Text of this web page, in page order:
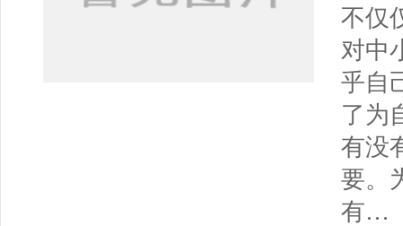
不仅
对中
乎自
了为
有没
要。
有…